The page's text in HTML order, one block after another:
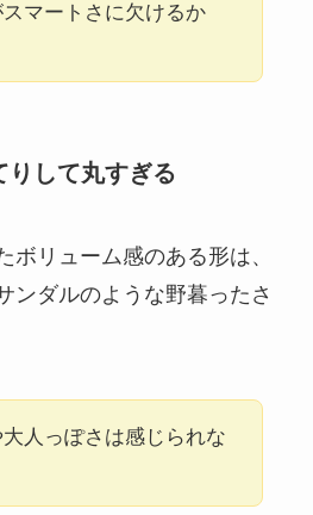
スマートさに欠けるか
りして丸すぎる
ボリューム感のある形は、
ンダルのような野暮ったさ
大人っぽさは感じられな